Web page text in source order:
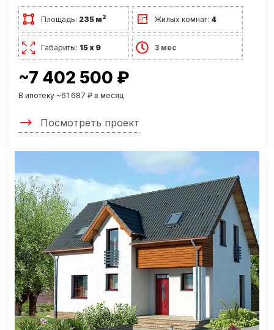
Площадь: 235 м2 Жилых комнат: 4
Габариты: 15 х 9 3 мес
~7 402 500 ₽
В ипотеку ~61 687 ₽ в месяц
Посмотреть проект